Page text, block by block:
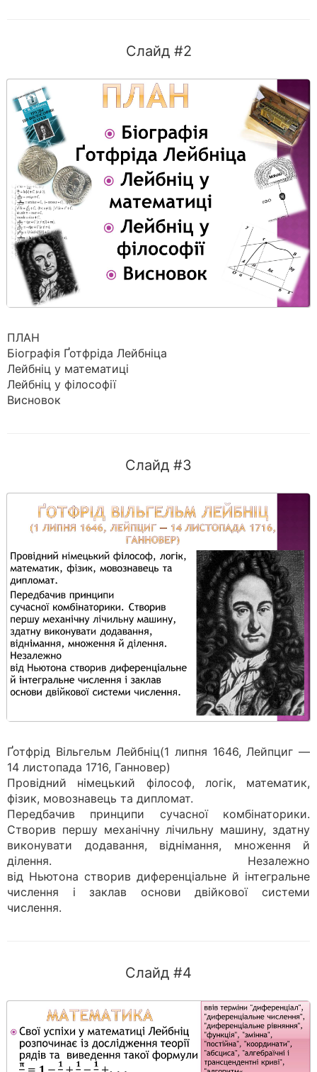
Слайд #2
ПЛАН
Біографія Ґотфріда Лейбніца
Лейбніц у математиці
Лейбніц у філософії
Висновок
Слайд #3
Ґотфрід Вільгельм Лейбніц(1 липня 1646, Лейпциг —
14 листопада 1716, Ганновер)
Провідний німецький філософ, логік, математик,
фізик, мовознавець та дипломат.
Передбачив принципи сучасної комбінаторики.
Створив першу механічну лічильну машину, здатну
виконувати додавання, віднімання, множення й
ділення. Незалежно
від Ньютона створив диференціальне й інтегральне
числення і заклав основи двійкової системи
числення.
Слайд #4